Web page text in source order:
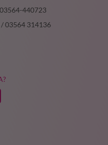
03564-440723
/ 03564 314136